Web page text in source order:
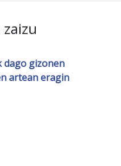
dago gizonen
artean eragin